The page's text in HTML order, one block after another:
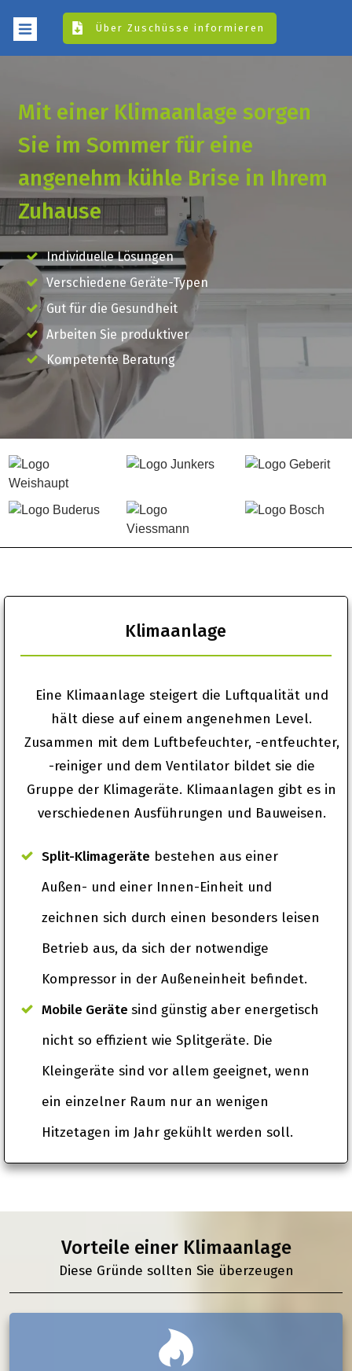
Über Zuschüsse informieren
Mit einer Klimaanlage sorgen
Sie im Sommer für eine
angenehm kühle Brise in Ihrem
Zuhause
Individuelle Lösungen
Verschiedene Geräte-Typen
Gut für die Gesundheit
Arbeiten Sie produktiver
Kompetente Beratung
Klimaanlage
Eine Klimaanlage steigert die Luftqualität und
hält diese auf einem angenehmen Level.
Zusammen mit dem Luftbefeuchter, -entfeuchter,
-reiniger und dem Ventilator bildet sie die
Gruppe der Klimageräte. Klimaanlagen gibt es in
verschiedenen Ausführungen und Bauweisen.
Split-Klimageräte bestehen aus einer
Außen- und einer Innen-Einheit und
zeichnen sich durch einen besonders leisen
Betrieb aus, da sich der notwendige
Kompressor in der Außeneinheit befindet.
Mobile Gerätesind günstig aber energetisch
nicht so effizient wie Splitgeräte. Die
Kleingeräte sind vor allem geeignet, wenn
ein einzelner Raum nur an wenigen
Hitzetagen im Jahr gekühlt werden soll.
Vorteile einer Klimaanlage
Diese Gründe sollten Sie überzeugen